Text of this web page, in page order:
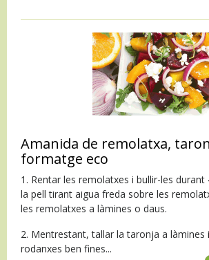
Amanida de remolatxa,
formatge eco
1. Rentar les remolatxes i bullir-les durant
la pell tirant aigua freda sobre les
les remolatxes a làmines o daus.
2. Mentrestant, tallar la taronja a làmines
rodanxes ben fines...